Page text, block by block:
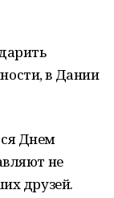
в Дании
Днем
не
друзей.